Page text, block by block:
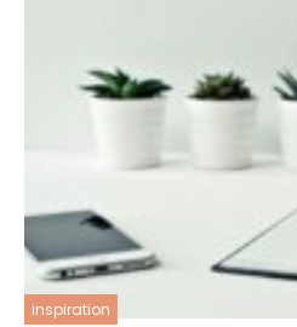
inspiration